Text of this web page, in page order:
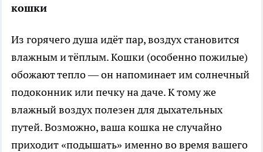
кошки
Из горячего душа идёт пар, воздух становится
влажным и тёплым. Кошки (особенно пожилые)
обожают тепло — он напоминает им солнечный
подоконник или печку на даче. К тому же
влажный воздух полезен для дыхательных
путей. Возможно, ваша кошка не случайно
приходит «подышать» именно во время вашего